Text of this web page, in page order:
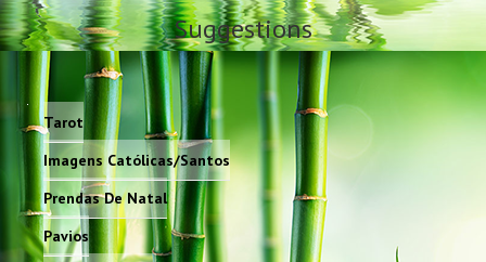
Suggestions
Tarot
Imagens Católicas/Santos
Prendas De Natal
Pavios